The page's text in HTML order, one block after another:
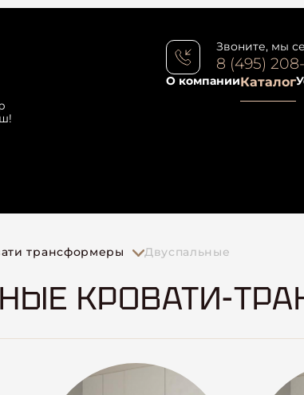
Звоните, мы
8 (495)
О компанииКаталог
трансформеры Двуспальные
КРОВАТИ-